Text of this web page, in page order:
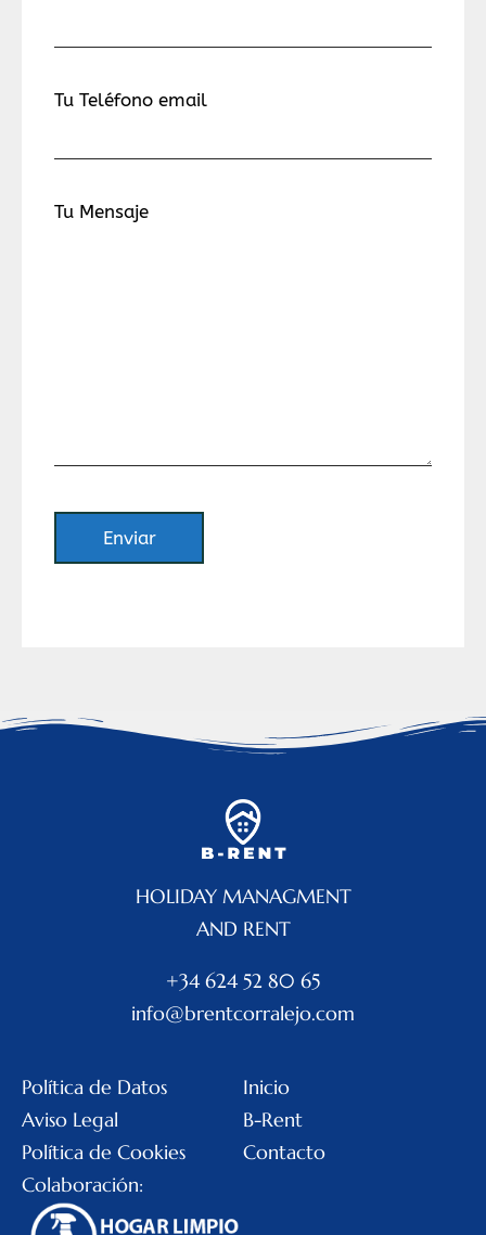
Tu Teléfono email
Tu Mensaje
HOLIDAY MANAGMENT
AND RENT
+34 624 52 80 65
info@brentcorralejo.com
Política de Datos
Aviso Legal
Política de Cookies
Inicio
B-Rent
Contacto
Colaboración: